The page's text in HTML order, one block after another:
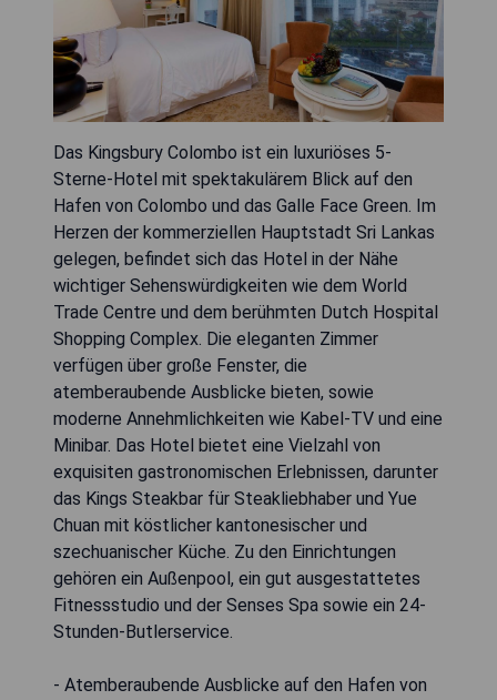
Das Kingsbury Colombo ist ein luxuriöses 5-
Sterne-Hotel mit spektakulärem Blick auf den
Hafen von Colombo und das Galle Face Green. Im
Herzen der kommerziellen Hauptstadt Sri Lankas
gelegen, befindet sich das Hotel in der Nähe
wichtiger Sehenswürdigkeiten wie dem World
Trade Centre und dem berühmten Dutch Hospital
Shopping Complex. Die eleganten Zimmer
verfügen über große Fenster, die
atemberaubende Ausblicke bieten, sowie
moderne Annehmlichkeiten wie Kabel-TV und eine
Minibar. Das Hotel bietet eine Vielzahl von
exquisiten gastronomischen Erlebnissen, darunter
das Kings Steakbar für Steakliebhaber und Yue
Chuan mit köstlicher kantonesischer und
szechuanischer Küche. Zu den Einrichtungen
gehören ein Außenpool, ein gut ausgestattetes
Fitnessstudio und der Senses Spa sowie ein 24-
Stunden-Butlerservice.
- Atemberaubende Ausblicke auf den Hafen von